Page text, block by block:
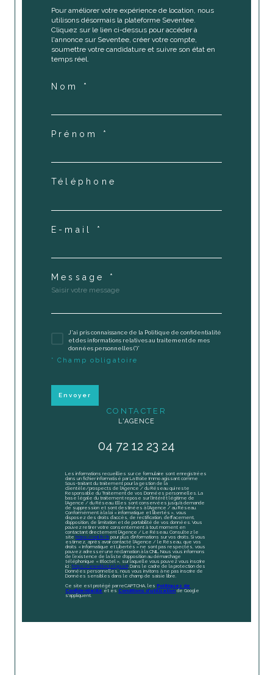
Pour améliorer votre expérience de location, nous
utilisons désormais la plateforme Seventee.
Cliquez sur le lien ci-dessus pour accéder à
l'annonce sur Seventee, créer votre compte,
soumettre votre candidature et suivre son état en
temps réel.
Nom *
Prénom *
Téléphone
E-mail *
Message *
J'ai pris connaissance de la Politique de confidentialité
et des informations relatives au traitement de mes
données personnelles (*)*
* Champ obligatoire
Envoyer
CONTACTER
L'AGENCE
04 72 12 23 24
Les informations recueillies sur ce formulaire sont enregistrées
dans un fichier informatisé par La Boite Immo agissant comme
Sous-traitant du traitement pour la gestion de la
clientèle/prospects de l'Agence / du Réseau qui reste
Responsable du Traitement de vos Données personnelles. La
base légale du traitement repose sur l'intérêt légitime de
l'Agence / du Réseau. Elles sont conservées jusqu'à demande
de suppression et sont destinées à l'Agence / au Réseau.
Conformément à la loi « informatique et libertés », vous
disposez des droits d’accès, de rectification, d’effacement,
d’opposition, de limitation et de portabilité de vos données. Vous
pouvez retirer votre consentement à tout moment en
contactant directement l’Agence / Le Réseau. Consultez le
site https://cnil.fr/fr pour plus d’informations sur vos droits. Si vous
estimez, après avoir contacté l'Agence / le Réseau, que vos
droits « Informatique et Libertés » ne sont pas respectés, vous
pouvez adresser une réclamation à la CNIL. Nous vous informons
de l’existence de la liste d'opposition au démarchage
téléphonique « Bloctel », sur laquelle vous pouvez vous inscrire
ici : https://www.bloctel.gouv.fr. Dans le cadre de la protection des
Données personnelles, nous vous invitons à ne pas inscrire de
Données sensibles dans le champ de saisie libre.
Ce site est protégé par reCAPTCHA, les Politiques de
Confidentialité et es Conditions d'utilisation de Google
s'appliquent.